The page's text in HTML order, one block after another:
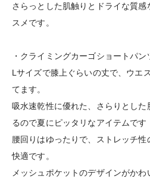
さらっとした肌触りとドライな質感
スメです。
・クライミングカーゴショートパン
Lサイズで膝上ぐらいの丈で、ウエ
てます。
吸水速乾性に優れた、さらりとし
るので夏にピッタリなアイテムです
腰回りはゆったりで、ストレッチ性
快適です。
メッシュポケットのデザインがかわ